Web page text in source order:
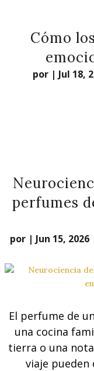
Cómo
por | Jul 18,
perfumes
por | Jun 15, 2026
El perfume de
una cocina
tierra o una
viaje pueden